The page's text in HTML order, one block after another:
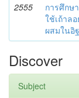
2555
การศึกษ
ใช้เถ้าล
ผสมในอิ
Discover
Subject